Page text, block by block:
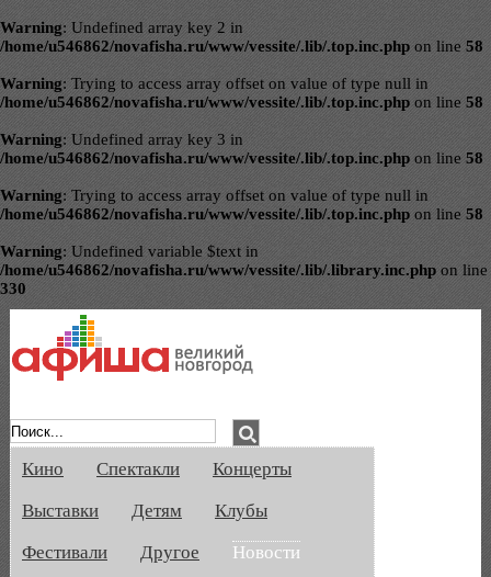
Warning: Undefined array key 2 in
/home/u546862/novafisha.ru/www/vessite/.lib/.top.inc.php on line 58
Warning: Trying to access array offset on value of type null in
/home/u546862/novafisha.ru/www/vessite/.lib/.top.inc.php on line 58
Warning: Undefined array key 3 in
/home/u546862/novafisha.ru/www/vessite/.lib/.top.inc.php on line 58
Warning: Trying to access array offset on value of type null in
/home/u546862/novafisha.ru/www/vessite/.lib/.top.inc.php on line 58
Warning: Undefined variable $text in
/home/u546862/novafisha.ru/www/vessite/.lib/.library.inc.php on line
330
Кино Спектакли
Концерты
Выставки
Детям
Клубы
Фестивали
Другое
Новости